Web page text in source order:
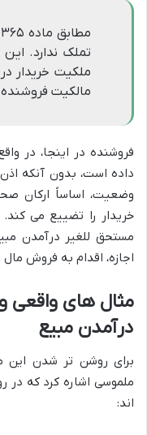
تملک ندارد.
ملکیت خریدار
مالکیت
فروشنده در اینجا، در
داده است، بدون آنکه
وضعیت، اساساً ارکان
خریدار را تضییع می
مستحق للغیر درآمدن
اجازه، اقدام به فروش
مثال های واقعی
درآمدن مبیع
برای روشن تر شدن این
ملموسی اشاره کرد که در
اند: